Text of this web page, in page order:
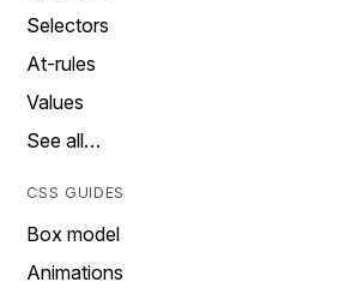
Selectors
At-rules
Values
See all…
CSS GUIDES
Box model
Animations